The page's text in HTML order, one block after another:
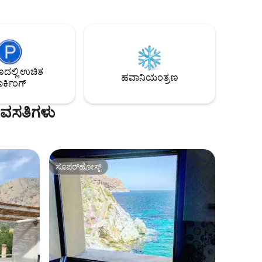
ದೂರ 5
ಹೊಂದಿರುವ 1 ಅಡುಗೆಮನೆ. ವೈ-ಫೈ. . ಮನೆಯಿಂದ
ಕೆಲವು ಮೆಟ್ಟಿಲುಗಳ ದೂರದಲ್ಲಿರುವ ಬಸ್ ನಿಲ್ದಾಣ,
ಅಂಗಡಿಗಳು, ಕ್ಲಬ್‌ಗಳು ಮತ್ತು ರೆಸ್ಟೋರೆಂಟ್‌ಗಳು
ಉಚಿತ
ಹವಾನಿಯಂತ್ರಣ
ಸೂಪರ್‌ಹೋಸ್ಟ್
ಸೂಪರ್‌ಹೋಸ್ಟ್